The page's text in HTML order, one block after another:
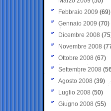
Febbraio 2009 (69)
Gennaio 2009 (70)
Dicembre 2008
Novembre 2008
Ottobre 2008 (67)
Settembre 2008
Agosto 2008 (39)
Luglio 2008 (50)
Giugno 2008 (55)